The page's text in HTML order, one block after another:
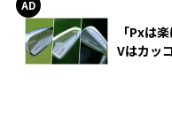
「Pxは
Vはカッ